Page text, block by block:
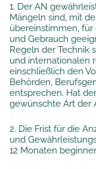
1. Der AN
Mängeln sind, mit
übereinstimmen,
und Gebrauch
Regeln der Technik
und internationalen
einschließlich den
Behörden,
entsprechen. Hat
gewünschte Art der
2. Die Frist für die
und
12 Monaten